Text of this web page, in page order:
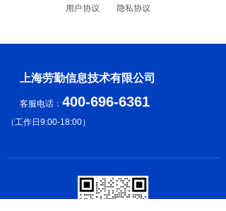
隐私协议
用户协议
客服电话： 400-696-6361
（工作日9:00-18:00）
上海劳勤信息技术有限公司